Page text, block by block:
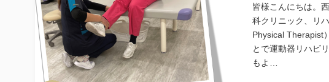
皆様こんにちは。
科クリニック、リ
Physical Therapist
とで運動器リハビ
もよ…